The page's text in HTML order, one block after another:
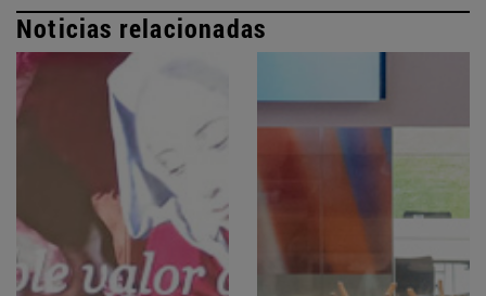
Noticias relacionadas